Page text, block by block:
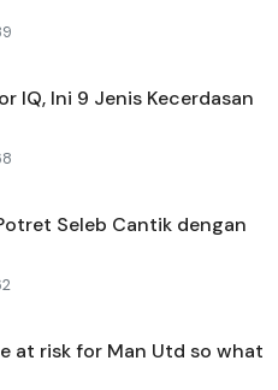
IQ, Ini 9 Jenis Kecerdasan
Seleb Cantik dengan
at risk for Man Utd so what